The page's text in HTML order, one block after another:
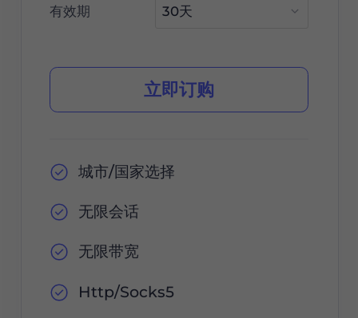
有效期
立即订购
城市/国家选择
无限会话
无限带宽
Http/Socks5